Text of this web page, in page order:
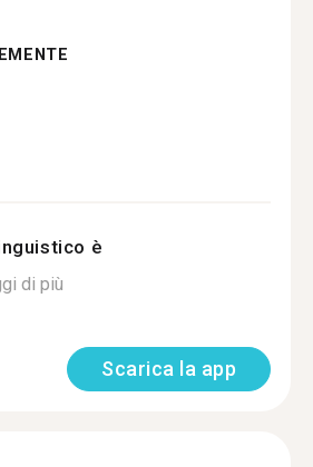
è
di più
Scarica la app